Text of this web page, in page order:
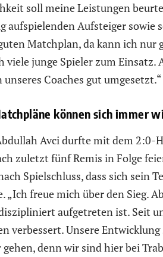
soll meine Leistungen
aufspielenden Aufsteiger sowie
Matchplan, da kann ich
viele junge Spieler zum
unseres Coaches gut umgesetzt.“
können sich immer
Avci durfte mit dem 2:0-
zuletzt fünf Remis in Folge
Spielschluss, dass sich sein
„Ich freue mich über den Sieg.
aufgetreten ist. Seit
verbessert. Unsere
denn wir sind hier bei